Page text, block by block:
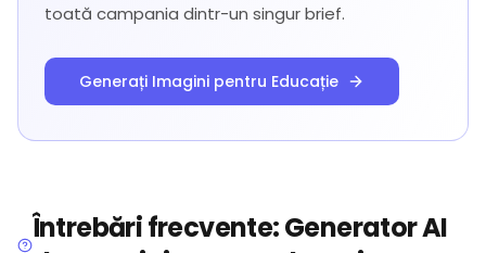
toată campania dintr-un singur brief.
Generați Imagini pentru Educație
Întrebări frecvente: Generator AI